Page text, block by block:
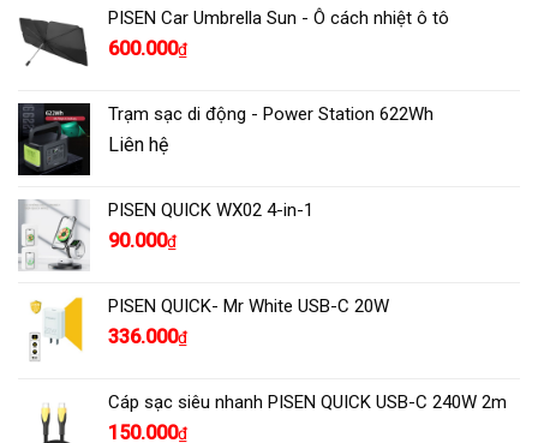
PISEN Car Umbrella Sun - Ô cách nhiệt ô tô
600.000₫
Trạm sạc di động - Power Station 622Wh
Liên hệ
PISEN QUICK WX02 4-in-1
90.000₫
PISEN QUICK- Mr White USB-C 20W
336.000₫
Cáp sạc siêu nhanh PISEN QUICK USB-C 240W 2m
150.000₫